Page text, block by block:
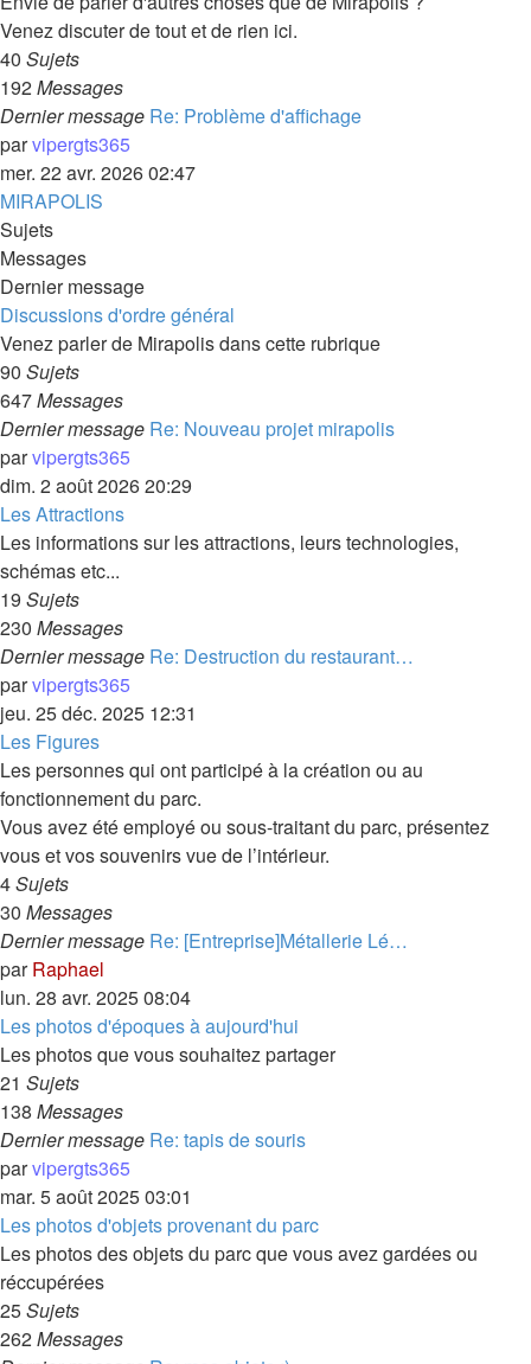
Venez discuter de tout et de rien ici.
40 Sujets
192Messages
Dernier message Re: Problème d'affichage
parvipergts365
mer. 22 avr. 2026 02:47
MIRAPOLIS
Sujets
Messages
Dernier message
Discussions d'ordre général
Venez parler de Mirapolis dans cette rubrique
90 Sujets
647Messages
Dernier message Re: Nouveau projet mirapolis
parvipergts365
dim. 2 août 2026 20:29
Les Attractions
Les informations sur les attractions, leurs technologies,
schémas etc...
19 Sujets
230 Messages
Dernier message Re: Destruction du restaurant…
parvipergts365
jeu. 25 déc. 2025 12:31
Les Figures
Les personnes qui ont participé à la création ou au
fonctionnement du parc.
Vous avez été employé ou sous-traitant du parc, présentez
vous et vos souvenirs vue de l’intérieur.
4Sujets
30 Messages
Dernier message Re: [Entreprise]Métallerie Lé…
parRaphael
lun. 28 avr. 2025 08:04
Les photos d'époques à aujourd'hui
Les photos que vous souhaitez partager
21 Sujets
138 Messages
Dernier message Re: tapis de souris
parvipergts365
mar. 5 août 2025 03:01
Les photos d'objets provenant du parc
Les photos des objets du parc que vous avez gardées ou
réccupérées
25Sujets
262Messages